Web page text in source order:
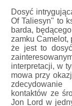
Dosyć
Of Taliesyn" to
barda,
zamku Camelot,
że jest to
interpretacji, w
mowa przy
kontaktów ze
Jon Lord w